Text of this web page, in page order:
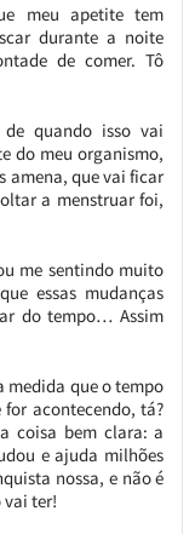
meu apetite tem
durante a noite
de comer. Tô
quando isso vai
do meu organismo,
amena, que vai ficar
a menstruar foi,
me sentindo muito
essas mudanças
do tempo… Assim
medida que o tempo
acontecendo, tá?
coisa bem clara: a
e ajuda milhões
nossa, e não é
vai ter!